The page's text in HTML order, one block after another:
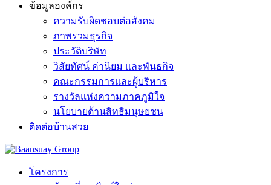
ข้อมูลองค์กร
ความรับผิดชอบต่อสังคม
ภาพรวมธุรกิจ
ประวัติบริษัท
วิสัยทัศน์ ค่านิยม และพันธกิจ
คณะกรรมการและผู้บริหาร
รางวัลแห่งความภาคภูมิใจ
นโยบายด้านสิทธิมนุษยชน
ติดต่อบ้านสวย
โครงการ